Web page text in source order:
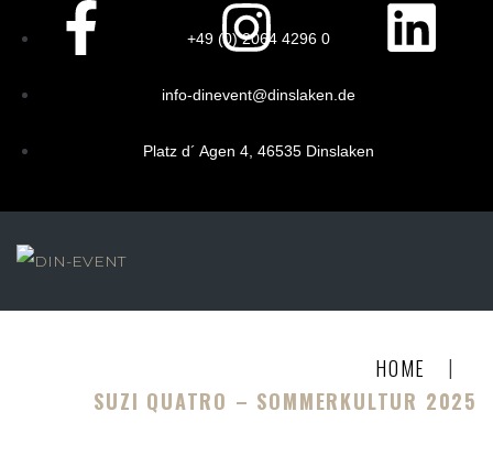
+49 (0) 2064 4296 0
info-dinevent@dinslaken.de
Platz d´ Agen 4, 46535 Dinslaken
HOME
|
SUZI QUATRO – SOMMERKULTUR 2025